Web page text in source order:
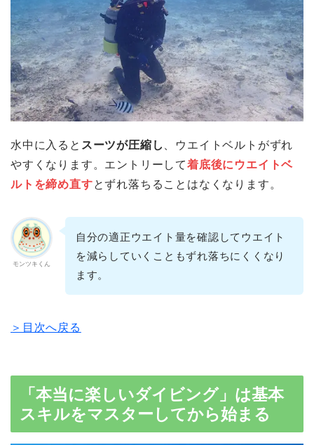
水中に入ると スーツが圧縮し 、ウエイトベルトがずれ
やすくなります。エントリーして着底後にウエイトベ
ルトを締め直すとずれ落ちることはなくなります。
モンツキくん
自分の適正ウエイト量を確認してウエイト
を減らしていくこともずれ落ちにくくなり
ます。
＞目次へ戻る
「本当に楽しいダイビング」は基本
スキルをマスターしてから始まる